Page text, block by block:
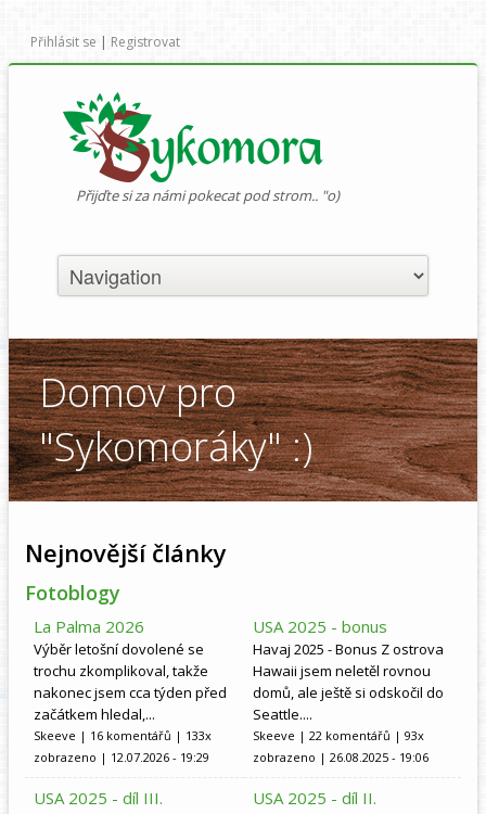
Přihlásit se | Registrovat
Přijďte si za námi pokecat pod strom.. "o)
Domov pro
"Sykomoráky" :)
Nejnovější články
Fotoblogy
La Palma 2026
Výběr letošní dovolené se
trochu zkomplikoval, takže
nakonec jsem cca týden před
začátkem hledal,...
Skeeve | 16 komentářů | 133x
zobrazeno | 12.07.2026 - 19:29
USA 2025 - bonus
Havaj 2025 - Bonus Z ostrova
Hawaii jsem neletěl rovnou
domů, ale ještě si odskočil do
Seattle....
Skeeve | 22 komentářů | 93x
zobrazeno | 26.08.2025 - 19:06
USA 2025 - díl III. USA 2025 - díl II.